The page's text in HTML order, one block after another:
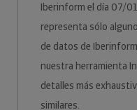
Iberinform el día 07/
representa sólo
de datos de
nuestra herramienta
detalles más
similares.